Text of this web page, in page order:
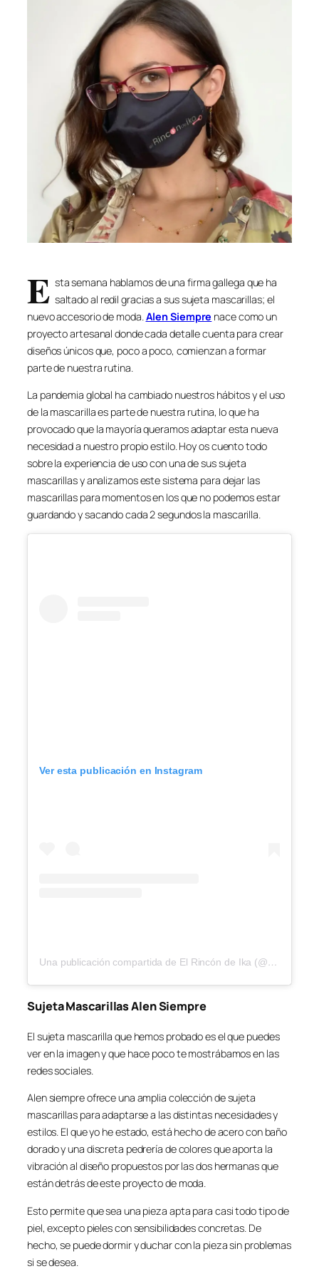
E sta semana hablamos de una firma gallega que ha
saltado al redil gracias a sus sujeta mascarillas; el
nuevo accesorio de moda.Alen Siempre nace como un
proyecto artesanal donde cada detalle cuenta para crear
diseños únicos que, poco a poco, comienzan a formar
parte de nuestra rutina.
La pandemia global ha cambiado nuestros hábitos y el uso
de la mascarilla es parte de nuestra rutina, lo que ha
provocado que la mayoría queramos adaptar esta nueva
necesidad a nuestro propio estilo. Hoy os cuento todo
sobre la experiencia de uso con una de sus sujeta
mascarillas y analizamos este sistema para dejar las
mascarillas para momentos en los que no podemos estar
guardando y sacando cada 2 segundos la mascarilla.
Ver esta publicación en Instagram
Una publicación compartida de El Rincón de Ika (@elrincondeika)
Sujeta Mascarillas Alen Siempre
El sujeta mascarilla que hemos probado es el que puedes
ver en la imagen y que hace poco te mostrábamos en las
redes sociales.
Alen siempre ofrece una amplia colección de sujeta
mascarillas para adaptarse a las distintas necesidades y
estilos. El que yo he estado, está hecho de acero con baño
dorado y una discreta pedrería de colores que aporta la
vibración al diseño propuestos por las dos hermanas que
están detrás de este proyecto de moda.
Esto permite que sea una pieza apta para casi todo tipo de
piel, excepto pieles con sensibilidades concretas. De
hecho, se puede dormir y duchar con la pieza sin problemas
si se desea.